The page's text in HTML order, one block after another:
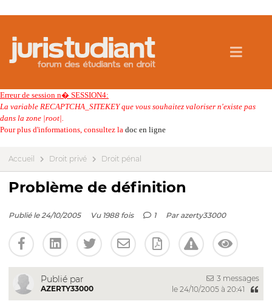
Erreur de session n� SESSION4:
La variable RECAPTCHA_SITEKEY que vous souhaitez valoriser n'existe pas
dans la zone |root|.
Pour plus d'informations, consultez la doc en ligne
Accueil Droit privé Droit pénal
Problème de définition
Publié le 24/10/2005 Vu 1988 fois 1 Par azerty33000
Publié par
AZERTY33000
3 messages
le 24/10/2005 à 20:41